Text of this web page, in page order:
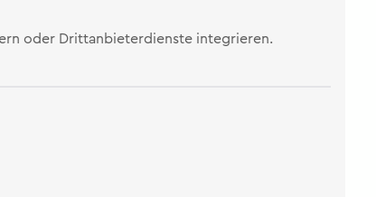
oder Drittanbieterdienste integrieren.